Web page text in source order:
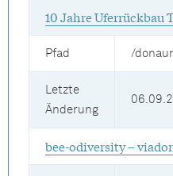
10 Jahre Uferrückbau
Pfad /
Letzte
Änderung
bee-odiversity –